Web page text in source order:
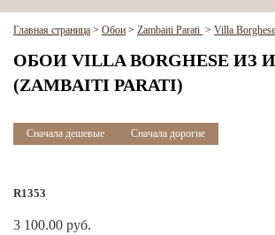
Главная страница > Обои > Zambaiti Parati > Villa Borghese
ОБОИ VILLA BORGHESE ИЗ
(ZAMBAITI PARATI)
Сначала дешевые Сначала дорогие
R1353
3 100.00 руб.